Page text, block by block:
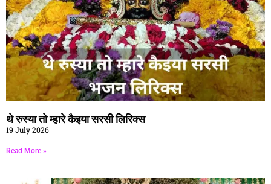
थे रुस्या तो म्हारे कैइया सरसी लिरिक्स
19 July 2026
Read More »